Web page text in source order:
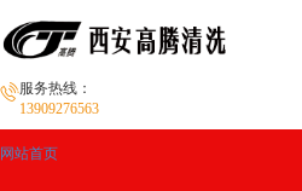
服务热线：
13909276563
网站首页